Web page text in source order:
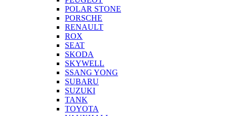
POLAR STONE
PORSCHE
RENAULT
ROX
SEAT
SKODA
SKYWELL
SSANG YONG
SUBARU
SUZUKI
TANK
TOYOTA